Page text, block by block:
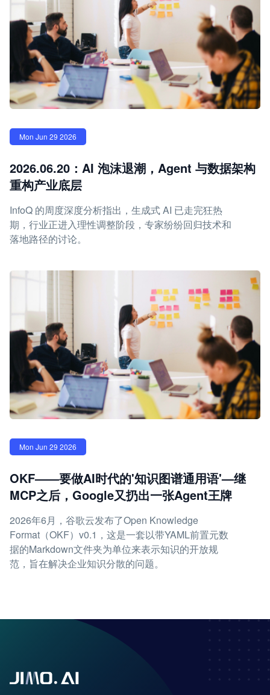
Mon Jun 29 2026
2026.06.20：AI 泡沫退潮，Agent 与数据架构
重构产业底层
InfoQ 的周度深度分析指出，生成式 AI 已走完狂热
期，行业正进入理性调整阶段，专家纷纷回归技术和
落地路径的讨论。
Mon Jun 29 2026
OKF——要做AI时代的'知识图谱通用语'—继
MCP之后，Google又扔出一张Agent王牌
2026年6月，谷歌云发布了Open Knowledge
Format（OKF）v0.1，这是一套以带YAML前置元数
据的Markdown文件夹为单位来表示知识的开放规
范，旨在解决企业知识分散的问题。